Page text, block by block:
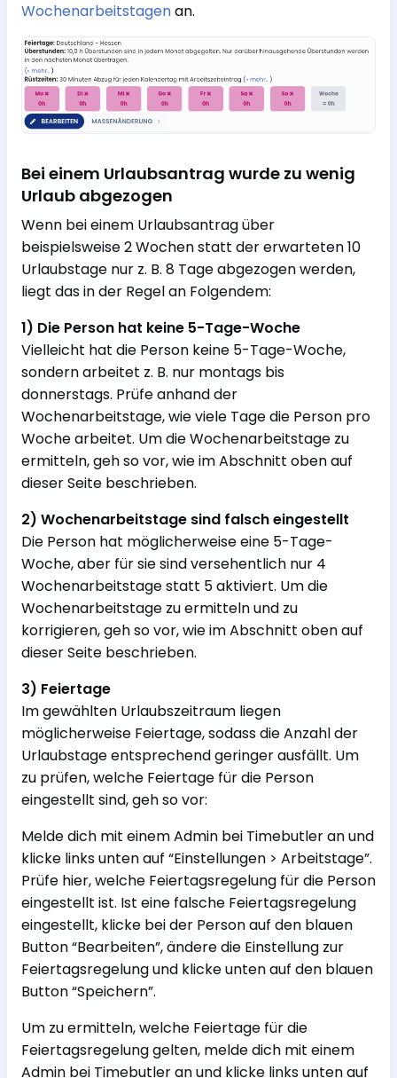
Wochenarbeitstagenan.
Bei einem Urlaubsantrag wurde zu wenig
Urlaub abgezogen
Wenn bei einem Urlaubsantrag über
beispielsweise 2 Wochen statt der erwarteten 10
Urlaubstage nur z. B. 8 Tage abgezogen werden,
liegt das in der Regel an Folgendem:
1) Die Person hat keine 5-Tage-Woche
Vielleicht hat die Person keine 5-Tage-Woche,
sondern arbeitet z. B. nur montags bis
donnerstags. Prüfe anhand der
Wochenarbeitstage, wie viele Tage die Person pro
Woche arbeitet. Um die Wochenarbeitstage zu
ermitteln, geh so vor, wie im Abschnitt oben auf
dieser Seite beschrieben.
2) Wochenarbeitstage sind falsch eingestellt
Die Person hat möglicherweise eine 5-Tage-
Woche, aber für sie sind versehentlich nur 4
Wochenarbeitstage statt 5 aktiviert. Um die
Wochenarbeitstage zu ermitteln und zu
korrigieren, geh so vor, wie im Abschnitt oben auf
dieser Seite beschrieben.
3) Feiertage
Im gewählten Urlaubszeitraum liegen
möglicherweise Feiertage, sodass die Anzahl der
Urlaubstage entsprechend geringer ausfällt. Um
zu prüfen, welche Feiertage für die Person
eingestellt sind, geh so vor:
Melde dich mit einem Admin bei Timebutler an und
klicke links unten auf “Einstellungen > Arbeitstage”.
Prüfe hier, welche Feiertagsregelung für die Person
eingestellt ist. Ist eine falsche Feiertagsregelung
eingestellt, klicke bei der Person auf den blauen
Button “Bearbeiten”, ändere die Einstellung zur
Feiertagsregelung und klicke unten auf den blauen
Button “Speichern”.
Um zu ermitteln, welche Feiertage für die
Feiertagsregelung gelten, melde dich mit einem
Admin bei Timebutler an und klicke links unten auf